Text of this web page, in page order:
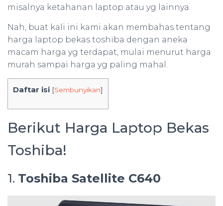
misalnya ketahanan laptop atau yg lainnya.
Nah, buat kali ini kami akan membahas tentang
harga laptop bekas toshiba dengan aneka
macam harga yg terdapat, mulai menurut harga
murah sampai harga yg paling mahal.
Daftar isi [Sembunyikan]
Berikut Harga Laptop Bekas
Toshiba!
1. Toshiba Satellite C640